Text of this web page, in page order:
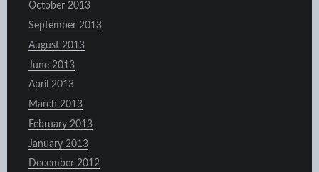
October 2013
September 2013
August 2013
June 2013
April 2013
March 2013
February 2013
January 2013
December 2012